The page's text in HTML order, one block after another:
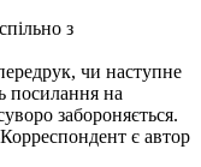
з
чи наступне
посилання на
забороняється.
є автор